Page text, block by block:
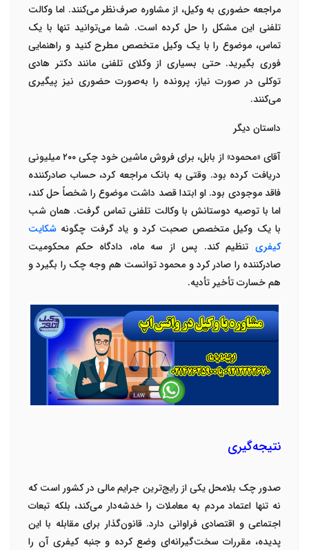
مراجعه حضوری به وکیل، از مشاوره صرف‌نظر می‌کنند. اما وکالت
تلفنی این مشکل را حل کرده است. شما می‌توانید تنها با یک
تماس، موضوع را با یک وکیل متخصص مطرح کنید و راهنمایی
فوری بگیرید. حتی بسیاری از وکلای تلفنی مانند دکتر هادی
توکلی در صورت نیاز، پرونده را به‌صورت حضوری نیز پیگیری
می‌کنند.
داستان دیگر
آقای «محمود» از بابل، برای فروش ماشین خود چکی۲۰۰میلیونی
دریافت کرده بود. وقتی به بانک مراجعه کرد، حساب صادرکننده
فاقد موجودی بود. او ابتدا قصد داشت موضوع را شخصاً حل کند،
اما با توصیه دوستانش باوکالت تلفنیتماس گرفت. همان شب
با یک وکیل متخصص صحبت کرد و یاد گرفت چگونه شکایت
کیفری تنظیم کند. پس از سه ماه، دادگاه حکم محکومیت
صادرکننده را صادر کرد و محمود توانست هم وجه چک را بگیرد و
هم خسارت تأخیر تأدیه.
نتیجه‌گیری
صدور چک بلامحل یکی از رایج‌ترین جرایم مالی در کشور است که
نه تنها اعتماد مردم به معاملات را خدشه‌دار می‌کند، بلکه تبعات
اجتماعی و اقتصادی فراوانی دارد. قانون‌گذار برای مقابله با این
پدیده، مقررات سخت‌گیرانه‌ای وضع کرده و جنبه کیفری آن را